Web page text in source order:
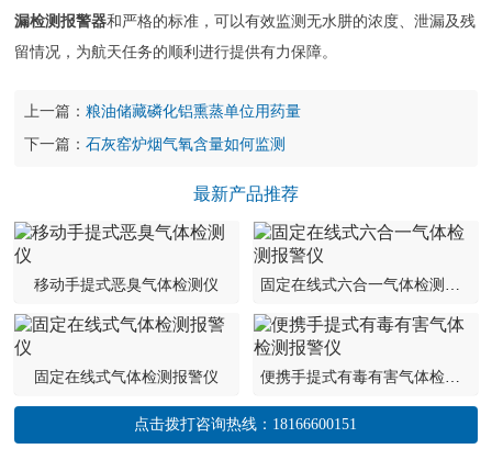
漏检测报警器和严格的标准，可以有效监测无水肼的浓度、泄漏及残
留情况，为航天任务的顺利进行提供有力保障。
上一篇：粮油储藏磷化铝熏蒸单位用药量
下一篇：石灰窑炉烟气氧含量如何监测
最新产品推荐
移动手提式恶臭气体检测仪 固定在线式六合一气体检测报警仪
固定在线式气体检测报警仪 便携手提式有毒有害气体检测报警仪
点击拨打咨询热线： 18166600151